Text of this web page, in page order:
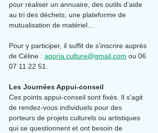
pour réaliser un annuaire, des outils d'aide
au tri des déchets, une plateforme de
mutualisation de matériel...
Pour y participer, il suffit de s'inscrire auprès
de Céline : aporia.culture@gmail.com ou 06
07 11 22 51.
Les Journées Appui-conseil
Ces points appui-conseil sont fixés. Il s'agit
de rendez-vous individuels pour des
porteurs de projets culturels ou artistiques
qui se questionnent et ont besoin de